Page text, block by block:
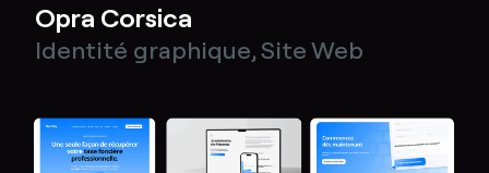
Opra Corsica
Identité graphique,Site Web